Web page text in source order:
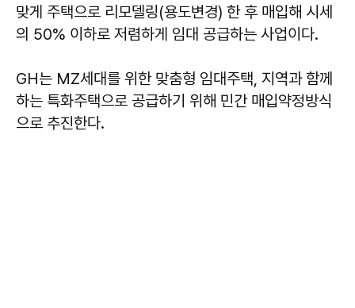
맞게 주택으로 리모델링(용도변경) 한 후 매입해 시세
의 50% 이하로 저렴하게 임대 공급하는 사업이다.
GH는 MZ세대를 위한 맞춤형 임대주택, 지역과 함께
하는 특화주택으로 공급하기 위해 민간 매입약정방식
으로 추진한다.